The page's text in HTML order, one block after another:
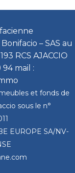
– SAS au
RCS AJACCIO
94 mail :
et fonds de
sous le n°
EUROPE SA/NV-